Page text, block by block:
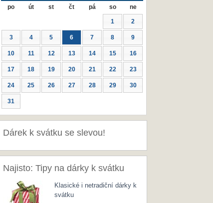
po út st čt pá so ne
1 2
3 4 5 6 7 8 9
10 11 12 13 14 15 16
17 18 19 20 21 22 23
24 25 26 27 28 29 30
31
Dárek k svátku se slevou!
Najisto: Tipy na dárky k svátku
Klasické i netradiční dárky k
svátku